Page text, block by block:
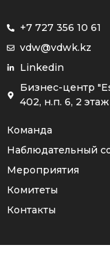
+7 727 356 10 61
vdw@vdwk.kz
Linkedin
Бизнес-центр
402, н.п. 6, 2 этаж
Команда
Наблюдательный
Мероприятия
Комитеты
Контакты